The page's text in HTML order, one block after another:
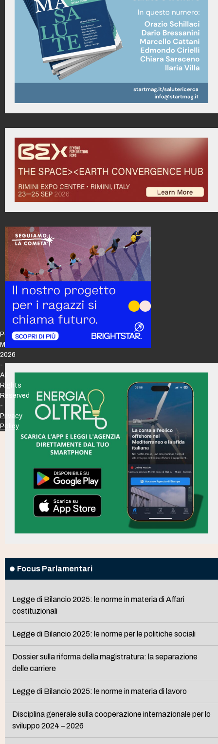
Focus Parlamentari
Legge di Bilancio 2025: le norme in materia di Affari
costituzionali
Legge di Bilancio 2025: le norme per le politiche sociali
Dossier sulla riforma della magistratura: la separazione
delle carriere
Legge di Bilancio 2025: le norme in materia di lavoro
Disciplina generale sulla cooperazione internazionale per lo
sviluppo 2024 – 2026
Policy
Maker
2026
-
All
Rights
Reserved
-
Privacy
Policy